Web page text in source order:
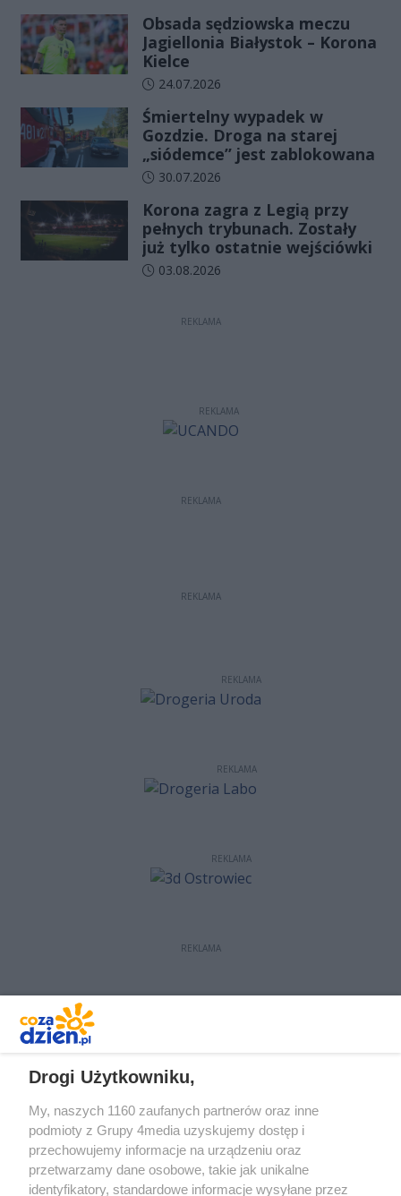
Obsada sędziowska meczu
Jagiellonia Białystok – Korona
Kielce
Data dodania artykułu:
24.07.2026
Śmiertelny wypadek w
Gozdzie. Droga na starej
„siódemce” jest zablokowana
Data dodania artykułu:
30.07.2026
Korona zagra z Legią przy
pełnych trybunach. Zostały
już tylko ostatnie wejściówki
Data dodania artykułu:
03.08.2026
REKLAMA
REKLAMA
REKLAMA
REKLAMA
REKLAMA
REKLAMA
REKLAMA
REKLAMA
Drogi Użytkowniku,
My, naszych 1160 zaufanych partnerów oraz inne
podmioty z Grupy 4media uzyskujemy dostęp i
przechowujemy informacje na urządzeniu oraz
przetwarzamy dane osobowe, takie jak unikalne
identyfikatory, standardowe informacje wysyłane przez